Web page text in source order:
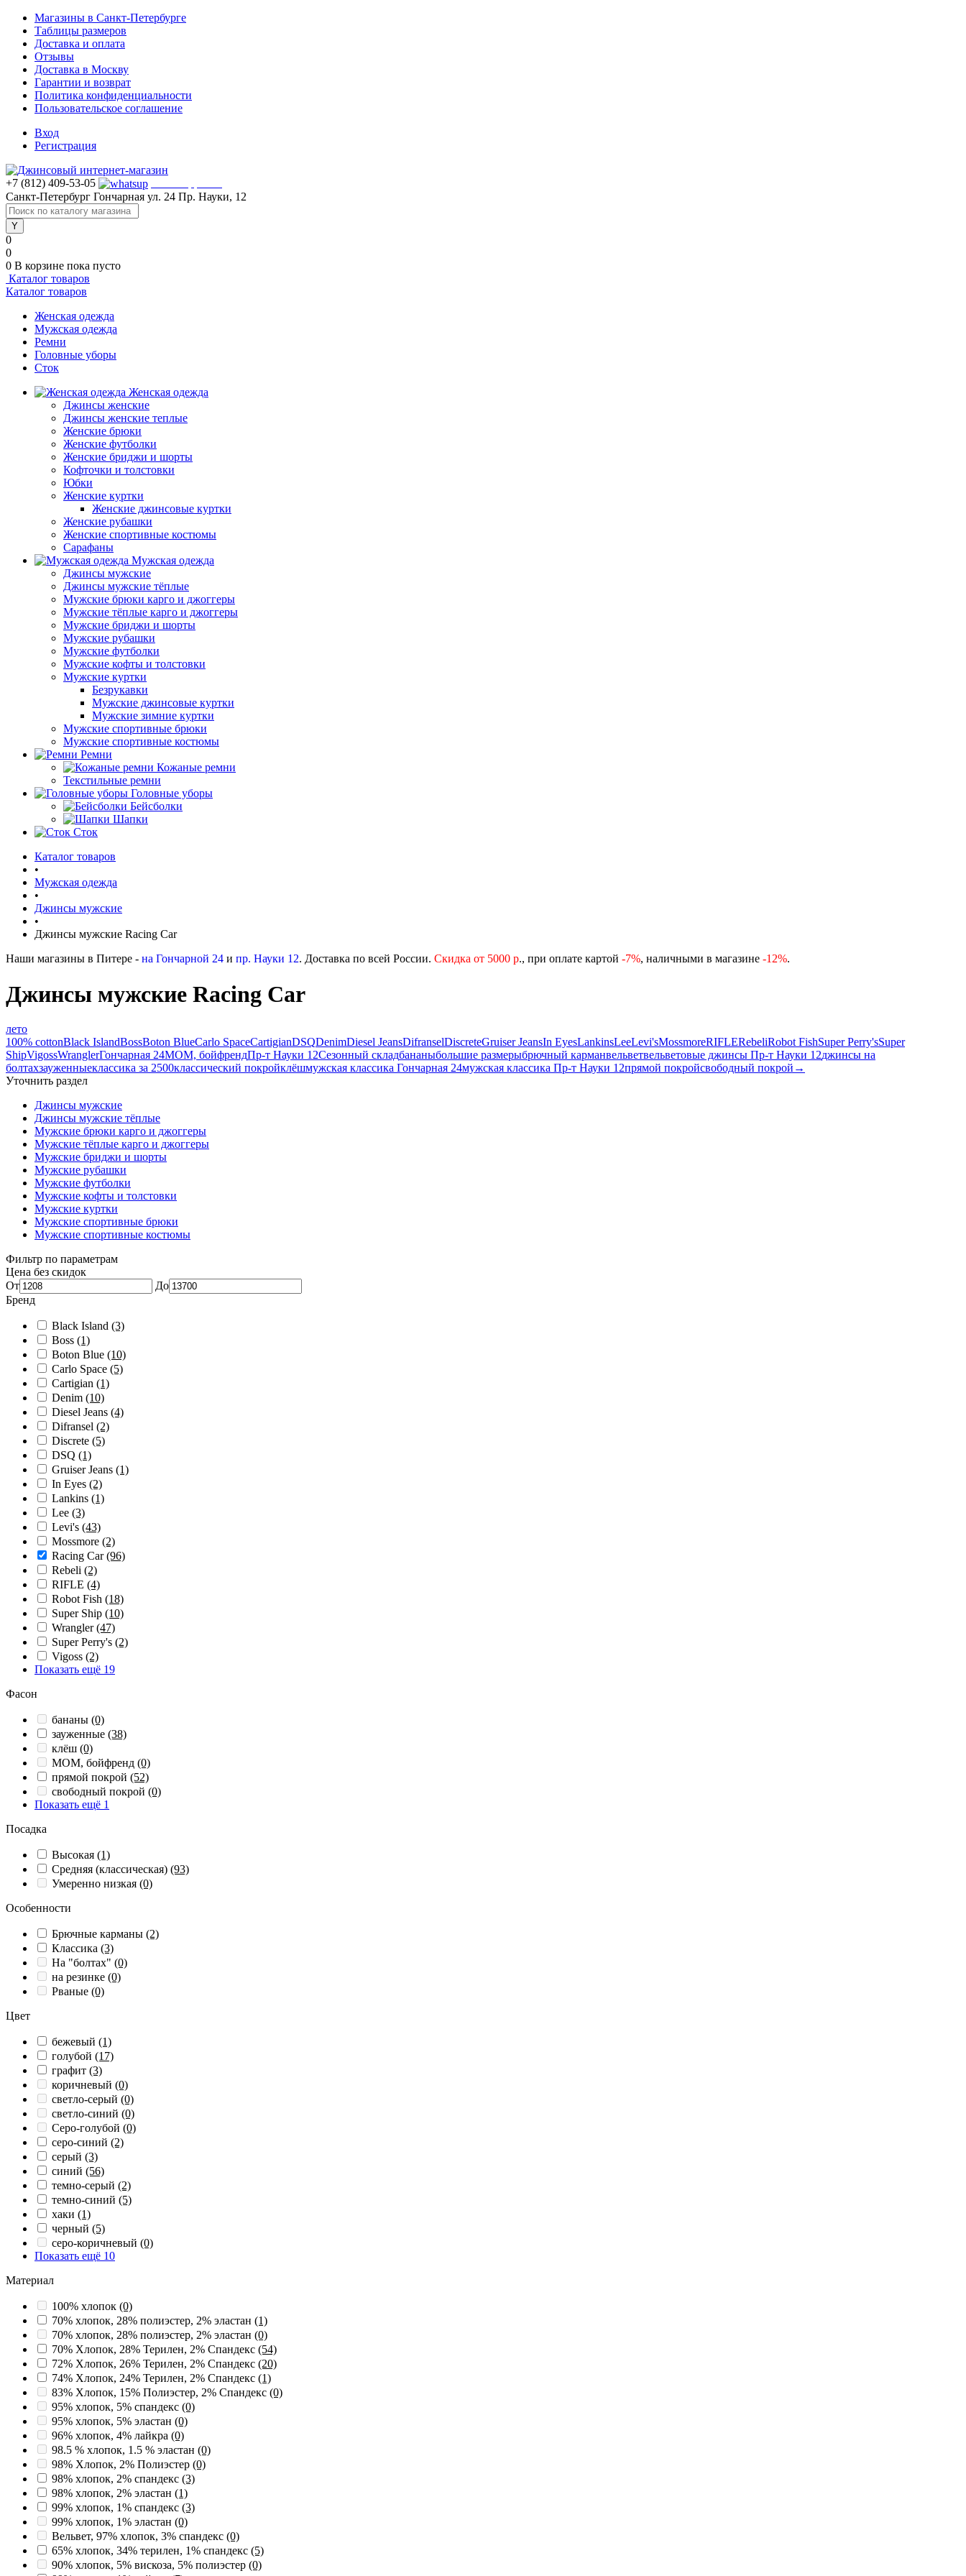
Магазины в Санкт-Петербурге
Таблицы размеров
Доставка и оплата
Отзывы
Доставка в Москву
Гарантии и возврат
Политика конфиденциальности
Пользовательское соглашение
Вход
Регистрация
+7 (812) 409-53-05
Санкт-Петербург Гончарная ул. 24 Пр. Науки, 12
0
0
0 В корзине пока пусто
Каталог товаров
Каталог товаров
Женская одежда
Мужская одежда
Ремни
Головные уборы
Сток
Женская одежда
Джинсы женские
Джинсы женские теплые
Женские брюки
Женские футболки
Женские бриджи и шорты
Кофточки и толстовки
Юбки
Женские куртки
Женские джинсовые куртки
Женские рубашки
Женские спортивные костюмы
Сарафаны
Мужская одежда
Джинсы мужские
Джинсы мужские тёплые
Мужские брюки карго и джоггеры
Мужские тёплые карго и джоггеры
Мужские бриджи и шорты
Мужские рубашки
Мужские футболки
Мужские кофты и толстовки
Мужские куртки
Безрукавки
Мужские джинсовые куртки
Мужские зимние куртки
Мужские спортивные брюки
Мужские спортивные костюмы
Ремни
Кожаные ремни
Текстильные ремни
Головные уборы
Бейсболки
Шапки
Сток
Каталог товаров
•
Мужская одежда
•
Джинсы мужские
•
Джинсы мужские Racing Car
Наши магазины в Питере - на Гончарной 24 и пр. Науки 12. Доставка по всей России. Скидка от 5000 р., при оплате картой -7%, наличными в магазине -12%.
Джинсы мужские Racing Car
лето
100% cottonBlack IslandBossBoton BlueCarlo SpaceCartigianDSQDenimDiesel JeansDifranselDiscreteGruiser JeansIn EyesLankinsLeeLevi'sMossmoreRIFLERebeliRobot FishSuper Perry'sSuper
ShipVigossWranglerГончарная 24МОМ, бойфрендПр-т Науки 12Сезонный складбананыбольшие размерыбрючный карманвельветвельветовые джинсы Пр-т Науки 12джинсы на
болтахзауженныеклассика за 2500классический покройклёшмужская классика Гончарная 24мужская классика Пр-т Науки 12прямой покройсвободный покрой →
Уточнить раздел
Джинсы мужские
Джинсы мужские тёплые
Мужские брюки карго и джоггеры
Мужские тёплые карго и джоггеры
Мужские бриджи и шорты
Мужские рубашки
Мужские футболки
Мужские кофты и толстовки
Мужские куртки
Мужские спортивные брюки
Мужские спортивные костюмы
Фильтр по параметрам
Цена без скидок
От
До
Бренд
Black Island (3)
Boss (1)
Boton Blue (10)
Carlo Space (5)
Cartigian (1)
Denim (10)
Diesel Jeans (4)
Difransel (2)
Discrete (5)
DSQ (1)
Gruiser Jeans (1)
In Eyes (2)
Lankins (1)
Lee (3)
Levi's (43)
Mossmore (2)
Racing Car(96)
Rebeli (2)
RIFLE (4)
Robot Fish (18)
Super Ship (10)
Wrangler(47)
Super Perry's (2)
Vigoss (2)
Показать ещё 19
Фасон
бананы (0)
зауженные (38)
клёш (0)
МОМ, бойфренд (0)
прямой покрой (52)
свободный покрой (0)
Показать ещё 1
Посадка
Высокая (1)
Средняя (классическая) (93)
Умеренно низкая (0)
Особенности
Брючные карманы (2)
Классика (3)
На "болтах" (0)
на резинке (0)
Рваные (0)
Цвет
бежевый (1)
голубой (17)
графит (3)
коричневый (0)
светло-серый (0)
светло-синий (0)
Серо-голубой (0)
серо-синий (2)
серый (3)
синий (56)
темно-серый (2)
темно-синий (5)
хаки (1)
черный (5)
серо-коричневый (0)
Показать ещё 10
Материал
100% хлопок (0)
70% хлопок, 28% полиэстер, 2% эластан (1)
70% хлопок, 28% полиэстер, 2% эластан (0)
70% Хлопок, 28% Терилен, 2% Спандекс (54)
72% Хлопок, 26% Терилен, 2% Спандекс (20)
74% Хлопок, 24% Терилен, 2% Спандекс (1)
83% Хлопок, 15% Полиэстер, 2% Спандекс (0)
95% хлопок, 5% спандекс (0)
95% хлопок, 5% эластан (0)
96% хлопок, 4% лайкра (0)
98.5 % хлопок, 1.5 % эластан (0)
98% Хлопок, 2% Полиэстер (0)
98% хлопок, 2% спандекс (3)
98% хлопок, 2% эластан (1)
99% хлопок, 1% спандекс (3)
99% хлопок, 1% эластан (0)
Вельвет, 97% хлопок, 3% спандекс (0)
65% хлопок, 34% терилен, 1% спандекс (5)
90% хлопок, 5% вискоза, 5% полиэстер (0)